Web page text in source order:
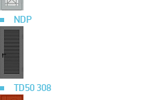
NDP
TD50 308